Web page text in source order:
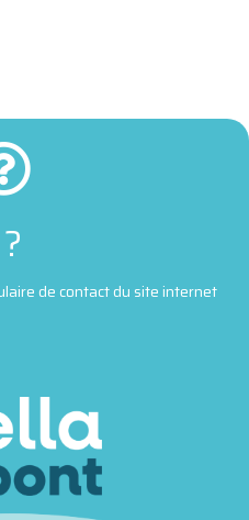
de contact du site internet